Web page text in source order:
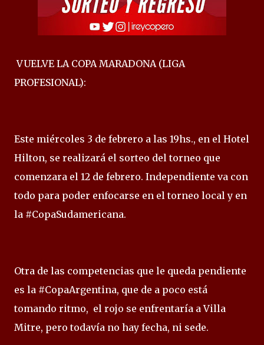
VUELVE LA COPA MARADONA (LIGA
PROFESIONAL):
Este miércoles 3 de febrero a las 19hs., en el Hotel
Hilton, se realizará el sorteo del torneo que
comenzara el 12 de febrero. Independiente va con
todo para poder enfocarse en el torneo local y en
la #CopaSudamericana.
Otra de las competencias que le queda pendiente
es la #CopaArgentina, que de a poco está
tomando ritmo, el rojo se enfrentaría a Villa
Mitre, pero todavía no hay fecha, ni sede.